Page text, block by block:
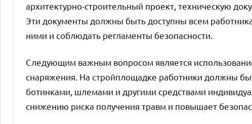
архитектурно-строительный проект, техническую
Эти документы должны быть доступны всем
ними и соблюдать регламенты безопасности.
Следующим важным вопросом является
снаряжения. На стройплощадке работники должны
ботинками, шлемами и другими средствами
снижению риска получения травм и повышает